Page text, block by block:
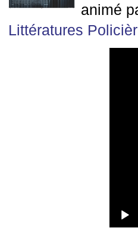
animé
Littératures